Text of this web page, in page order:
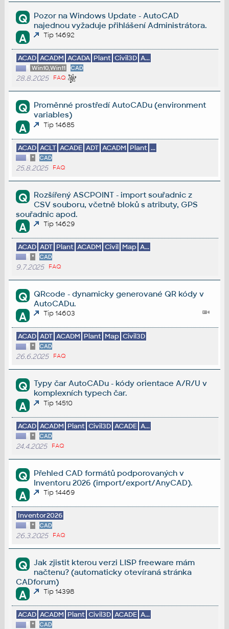
Q
Pozor na Windows Update - AutoCAD
najednou vyžaduje přihlášení Administrátora.
A Tip 14692
ACAD ACADM ACADA Plant Civil3D A...
Win10,Win11 CAD
28.8.2025 FAQ
Q
Proměnné prostředí AutoCADu (environment
variables)
A Tip 14685
ACAD ACLT ACADE ADT ACADM Plant ...
* CAD
25.8.2025 FAQ
Q
Rozšířený ASCPOINT - import souřadnic z
CSV souboru, včetně bloků s atributy, GPS
souřadnic apod.
A Tip 14629
ACAD ADT Plant ACADM Civil Map A...
* CAD
9.7.2025 FAQ
Q
QRcode - dynamicky generované QR kódy v
AutoCADu.
A Tip 14603
ACAD ADT ACADM Plant Map Civil3D
* CAD
26.6.2025 FAQ
Q
Typy čar AutoCADu - kódy orientace A/R/U v
komplexních typech čar.
A Tip 14510
ACAD ACADM Plant Civil3D ACADE A...
* CAD
24.4.2025 FAQ
Q
Přehled CAD formátů podporovaných v
Inventoru 2026 (import/export/AnyCAD).
A Tip 14469
Inventor2026
* CAD
26.3.2025 FAQ
Q
Jak zjistit kterou verzi LISP freeware mám
načtenu? (automaticky otevíraná stránka
CADforum)
A Tip 14398
ACAD ACADM Plant Civil3D ACADE A...
* CAD